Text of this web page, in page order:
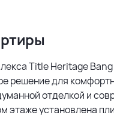
Title Heritage Bang
решение для
отделкой и
этаже установлена